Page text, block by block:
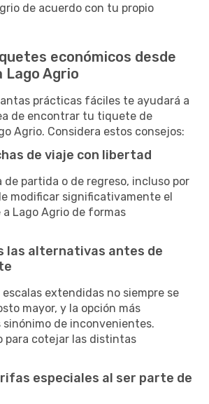
de acuerdo con tu propio
económicos desde
Lago Agrio
prácticas fáciles te ayudará a
de encontrar tu tiquete de
Agrio. Considera estos consejos:
de viaje con libertad
de partida o de regreso, incluso por
modificar significativamente el
Lago Agrio de formas
las alternativas antes de
extendidas no siempre se
mayor, y la opción más
sinónimo de inconvenientes.
para cotejar las distintas
especiales al ser parte de